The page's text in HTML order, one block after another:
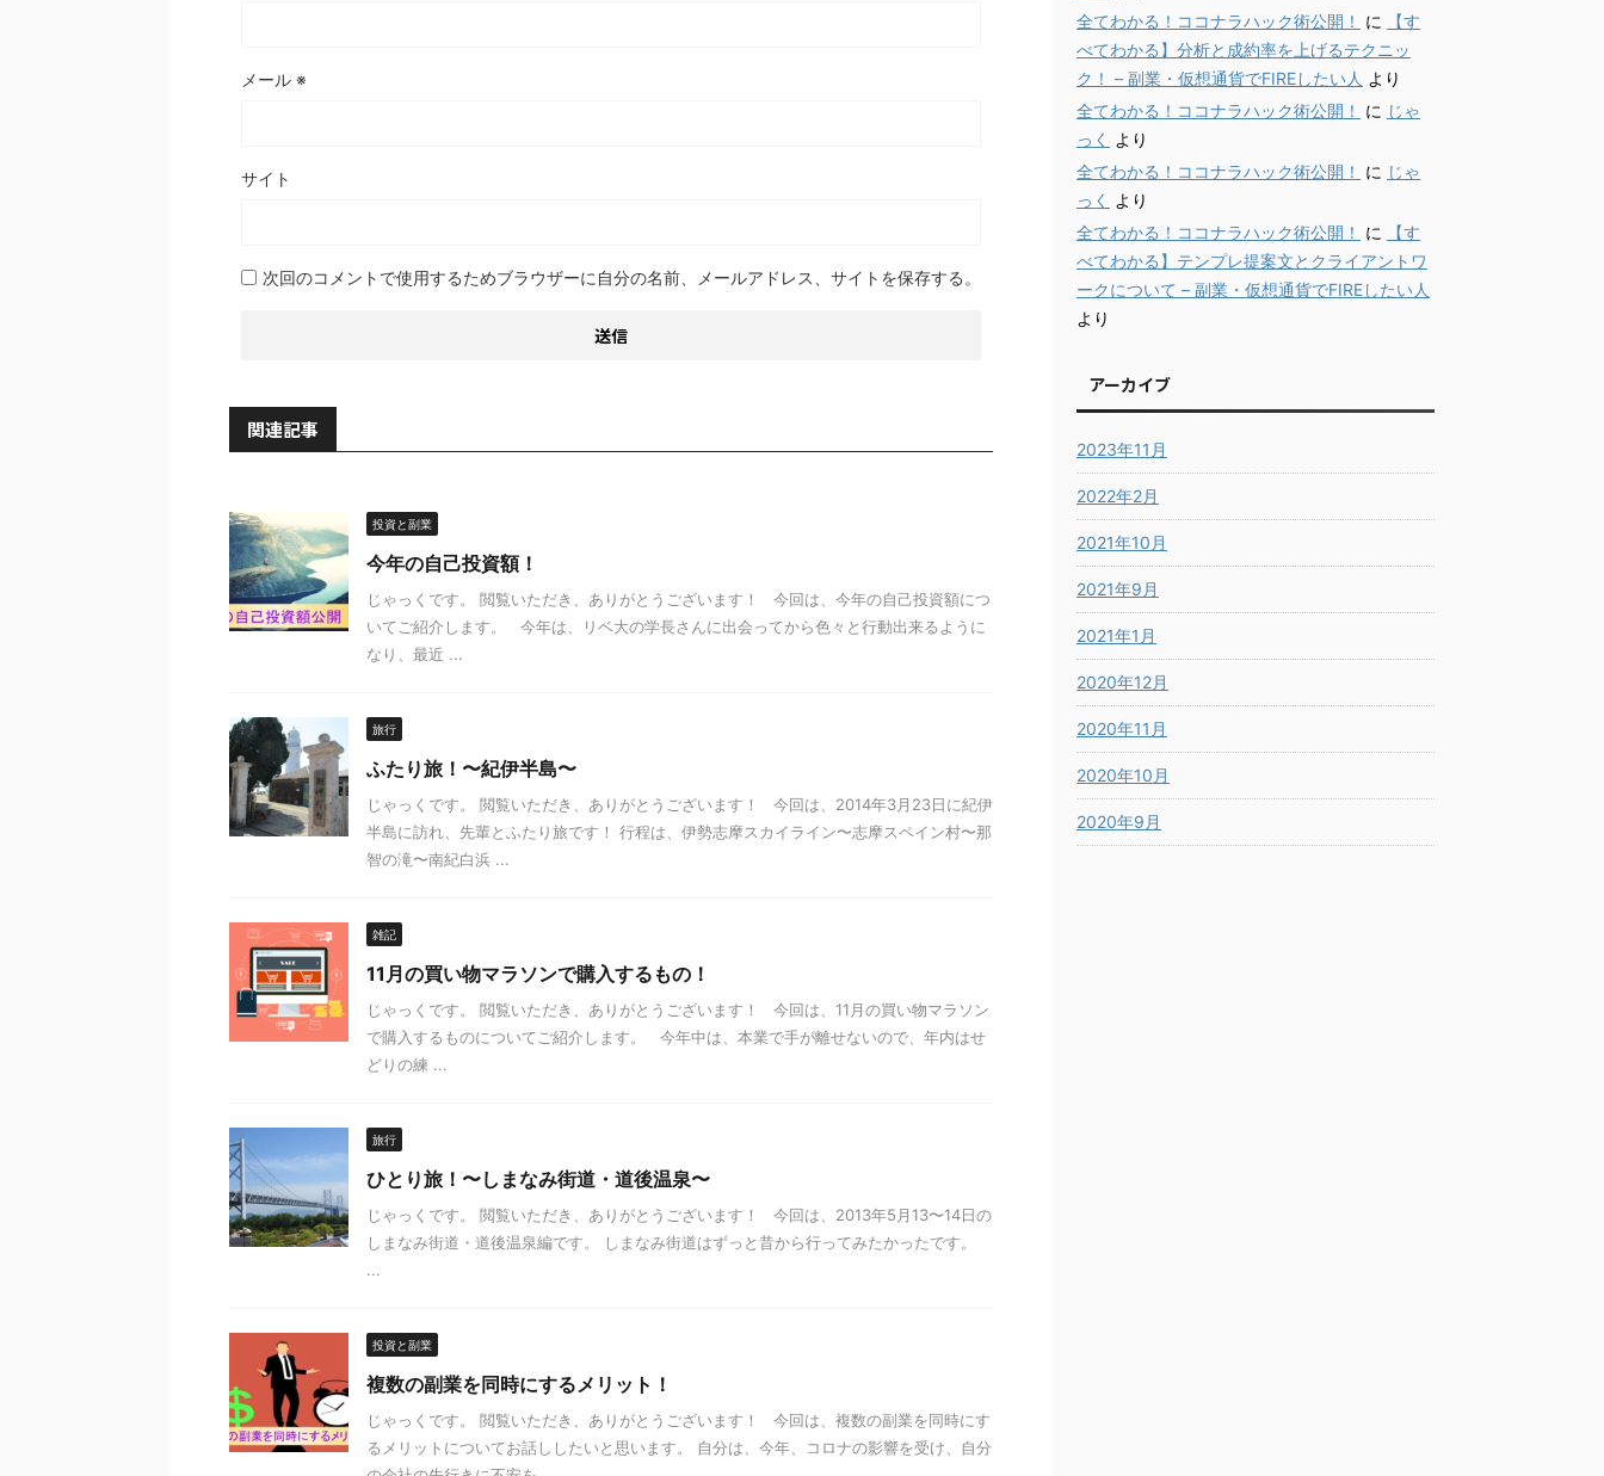
メール ※
サイト
次回のコメントで使用するためブラウザーに自分の名前、メールアドレス、サイトを保存する。
関連記事
投資と副業
今年の自己投資額！
じゃっくです。 閲覧いただき、ありがとうございます！ 今回は、今年の自己投資額につ
いてご紹介します。 今年は、リベ大の学長さんに出会ってから色々と行動出来るように
なり、最近 ...
旅行
ふたり旅！〜紀伊半島〜
じゃっくです。 閲覧いただき、ありがとうございます！ 今回は、2014年3月23日に紀伊
半島に訪れ、先輩とふたり旅です！ 行程は、伊勢志摩スカイライン〜志摩スペイン村〜那
智の滝〜南紀白浜 ...
雑記
11月の買い物マラソンで購入するもの！
じゃっくです。 閲覧いただき、ありがとうございます！ 今回は、11月の買い物マラソン
で購入するものについてご紹介します。 今年中は、本業で手が離せないので、年内はせ
どりの練 ...
旅行
ひとり旅！〜しまなみ街道・道後温泉〜
じゃっくです。 閲覧いただき、ありがとうございます！ 今回は、2013年5月13〜14日の
しまなみ街道・道後温泉編です。 しまなみ街道はずっと昔から行ってみたかったです。
...
投資と副業
複数の副業を同時にするメリット！
じゃっくです。 閲覧いただき、ありがとうございます！ 今回は、複数の副業を同時にす
るメリットについてお話ししたいと思います。 自分は、今年、コロナの影響を受け、自分
全てわかる！ココナラハック術公開！
に
【す
べてわかる】分析と成約率を上げるテクニッ
ク！ – 副業・仮想通貨でFIREしたい人 より
全てわかる！ココナラハック術公開！
に じゃ
っく
より
全てわかる！ココナラハック術公開！
に じゃ
っく
より
全てわかる！ココナラハック術公開！
に
【す
べてわかる】テンプレ提案文とクライアントワ
ークについて – 副業・仮想通貨でFIREしたい人
より
アーカイブ
2023年11月
2022年2月
2021年10月
2021年9月
2021年1月
2020年12月
2020年11月
2020年10月
2020年9月